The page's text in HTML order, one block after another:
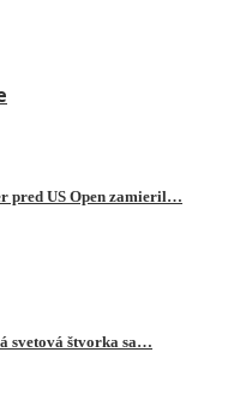
pred US Open zamieril…
svetová štvorka sa…